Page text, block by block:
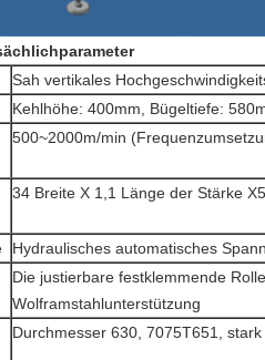
Sah vertikales
Kehlhöhe: 400mm, Bügeltiefe:
500~2000m/min
34 Breite X 1,1 Länge der Stärke
Hydraulisches automatisches
Die justierbare festklemmende
Wolframstahlunterstützung
Durchmesser 630, 7075T651,